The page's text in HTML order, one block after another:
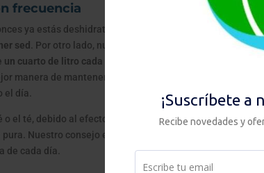
frecuencia
ya estás deshidratado. Para mantener la hidratación
sed . Por otro lado, nuestro cuerpo solo puede absorber
un cuarto de litro cada 15 minutos
manera de mantener la hidratación es beber agua (y
el día.
o el té, debido al efecto diurético de la cafeína considera
Nuestro consejo es que aunque te apoyes en estas
de cada día.